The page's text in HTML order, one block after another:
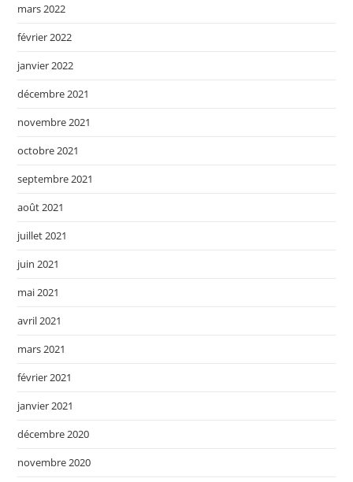
mars 2022
février 2022
janvier 2022
décembre 2021
novembre 2021
octobre 2021
septembre 2021
août 2021
juillet 2021
juin 2021
mai 2021
avril 2021
mars 2021
février 2021
janvier 2021
décembre 2020
novembre 2020